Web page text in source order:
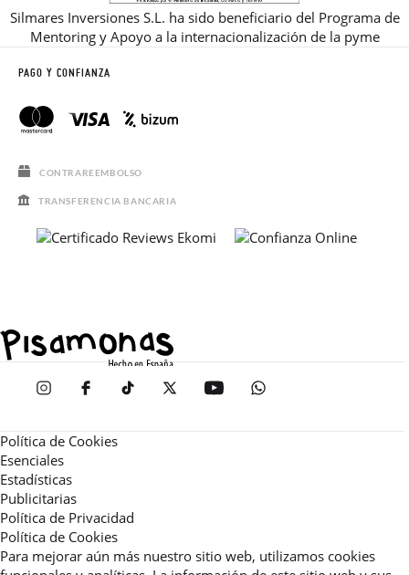
Silmares Inversiones S.L. ha sido beneficiario del Programa de
Mentoring y Apoyo a la internacionalización de la pyme
PAGO Y CONFIANZA
CONTRAREEMBOLSO
TRANSFERENCIA BANCARIA
Política de Cookies
Esenciales
Estadísticas
Publicitarias
Política de Privacidad
Política de Cookies
Para mejorar aún más nuestro sitio web, utilizamos cookies